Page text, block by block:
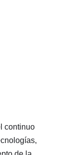
continuo